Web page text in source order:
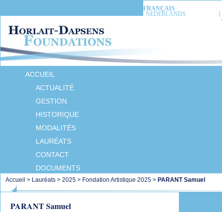
FRANÇAIS
NEDERLANDS
ACCUEIL
ACTUALITÉ
GESTION
HISTORIQUE
MODALITÉS
LAURÉATS
CONTACT
DOCUMENTS
Accueil > Lauréats > 2025 > Fondation Artistique 2025 > PARANT Samuel
PARANT Samuel